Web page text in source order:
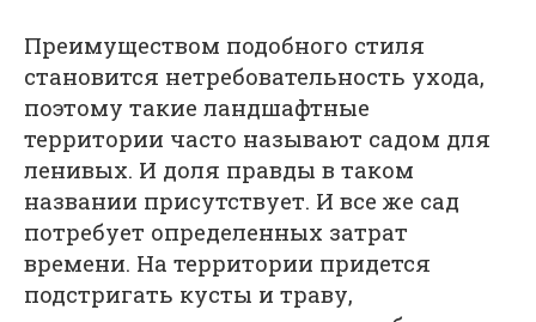
Преимуществом подобного стиля
становится нетребовательность ухода,
поэтому такие ландшафтные
территории часто называют садом для
ленивых. И доля правды в таком
названии присутствует. И все же сад
потребует определенных затрат
времени. На территории придется
подстригать кусты и траву,